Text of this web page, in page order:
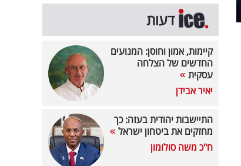
דעות
קיימות, אמון וחוסן: המנועים
החדשים של הצלחה
עסקית
יאיר אבידן
התיישבות יהודית בעזה: כך
מחזקים את ביטחון ישראל
ח"כ משה סולומון